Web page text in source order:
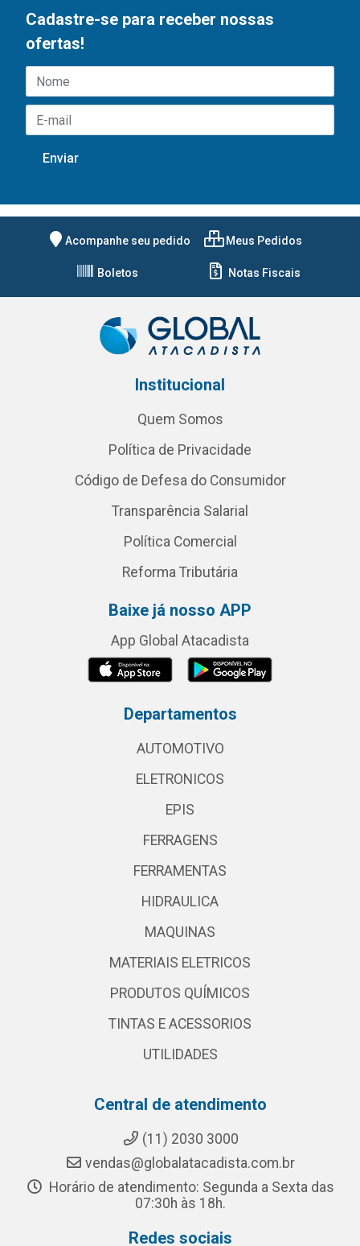
Cadastre-se para receber nossas
ofertas!
Acompanhe seu pedido Meus Pedidos
Boletos Notas Fiscais
Institucional
Quem Somos
Política de Privacidade
Código de Defesa do Consumidor
Transparência Salarial
Política Comercial
Reforma Tributária
Baixe já nosso APP
App Global Atacadista
Departamentos
AUTOMOTIVO
ELETRONICOS
EPIS
FERRAGENS
FERRAMENTAS
HIDRAULICA
MAQUINAS
MATERIAIS ELETRICOS
PRODUTOS QUÍMICOS
TINTAS E ACESSORIOS
UTILIDADES
Central de atendimento
(11) 2030 3000
vendas@globalatacadista.com.br
Horário de atendimento: Segunda a Sexta das
07:30h às 18h.
Redes sociais